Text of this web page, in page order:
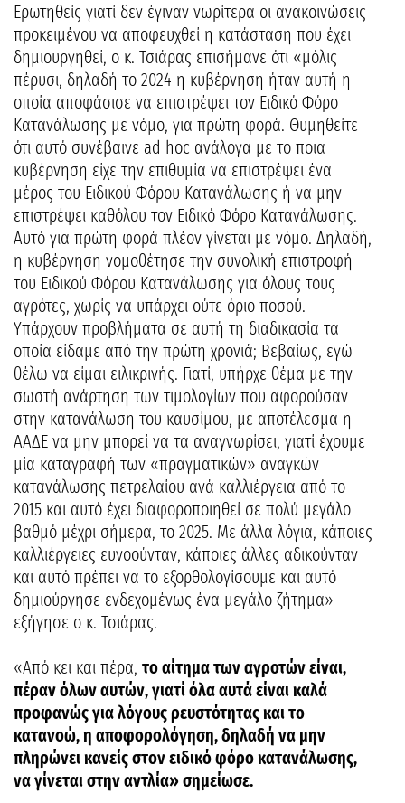
Ερωτηθείς γιατί δεν έγιναν νωρίτερα οι ανακοινώσεις
προκειμένου να αποφευχθεί η κατάσταση που έχει
δημιουργηθεί, ο κ. Τσιάρας επισήμανε ότι «μόλις
πέρυσι, δηλαδή το 2024 η κυβέρνηση ήταν αυτή η
οποία αποφάσισε να επιστρέψει τον Ειδικό Φόρο
Κατανάλωσης με νόμο, για πρώτη φορά. Θυμηθείτε
ότι αυτό συνέβαινε ad hoc ανάλογα με το ποια
κυβέρνηση είχε την επιθυμία να επιστρέψει ένα
μέρος του Ειδικού Φόρου Κατανάλωσης ή να μην
επιστρέψει καθόλου τον Ειδικό Φόρο Κατανάλωσης.
Αυτό για πρώτη φορά πλέον γίνεται με νόμο. Δηλαδή,
η κυβέρνηση νομοθέτησε την συνολική επιστροφή
του Ειδικού Φόρου Κατανάλωσης για όλους τους
αγρότες, χωρίς να υπάρχει ούτε όριο ποσού.
Υπάρχουν προβλήματα σε αυτή τη διαδικασία τα
οποία είδαμε από την πρώτη χρονιά; Βεβαίως, εγώ
θέλω να είμαι ειλικρινής. Γιατί, υπήρχε θέμα με την
σωστή ανάρτηση των τιμολογίων που αφορούσαν
στην κατανάλωση του καυσίμου, με αποτέλεσμα η
ΑΑΔΕ να μην μπορεί να τα αναγνωρίσει, γιατί έχουμε
μία καταγραφή των «πραγματικών» αναγκών
κατανάλωσης πετρελαίου ανά καλλιέργεια από το
2015 και αυτό έχει διαφοροποιηθεί σε πολύ μεγάλο
βαθμό μέχρι σήμερα, το 2025. Με άλλα λόγια, κάποιες
καλλιέργειες ευνοούνταν, κάποιες άλλες αδικούνταν
και αυτό πρέπει να το εξορθολογίσουμε και αυτό
δημιούργησε ενδεχομένως ένα μεγάλο ζήτημα»
εξήγησε ο κ. Τσιάρας.
«Από κει και πέρα, το αίτημα των αγροτών είναι,
πέραν όλων αυτών, γιατί όλα αυτά είναι καλά
προφανώς για λόγους ρευστότητας και το
κατανοώ, η αποφορολόγηση, δηλαδή να μην
πληρώνει κανείς στον ειδικό φόρο κατανάλωσης,
να γίνεται στην αντλία» σημείωσε.